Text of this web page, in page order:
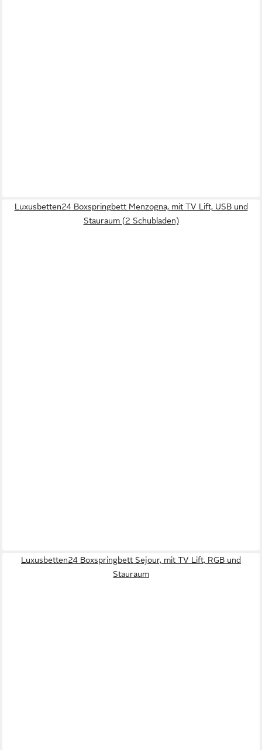
Luxusbetten24 Boxspringbett Menzogna, mit TV Lift, USB und
Stauraum (2 Schubladen)
Luxusbetten24 Boxspringbett Sejour, mit TV Lift, RGB und
Stauraum